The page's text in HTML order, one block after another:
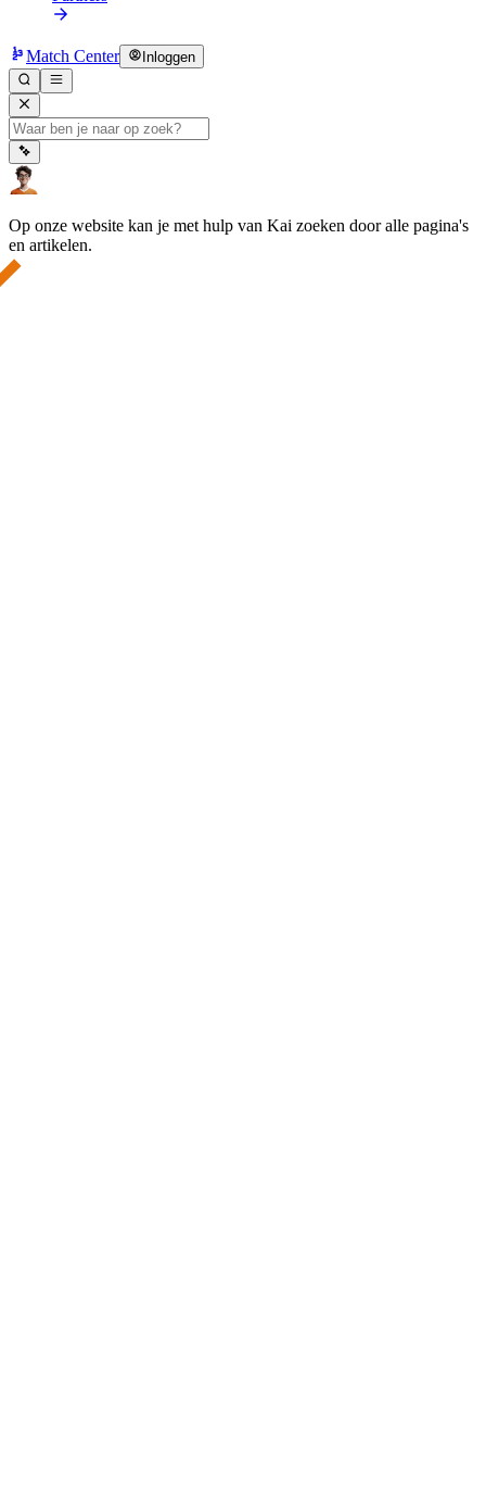
Match Center Inloggen
Op onze website kan je met hulp van Kai zoeken door alle pagina's
en artikelen.